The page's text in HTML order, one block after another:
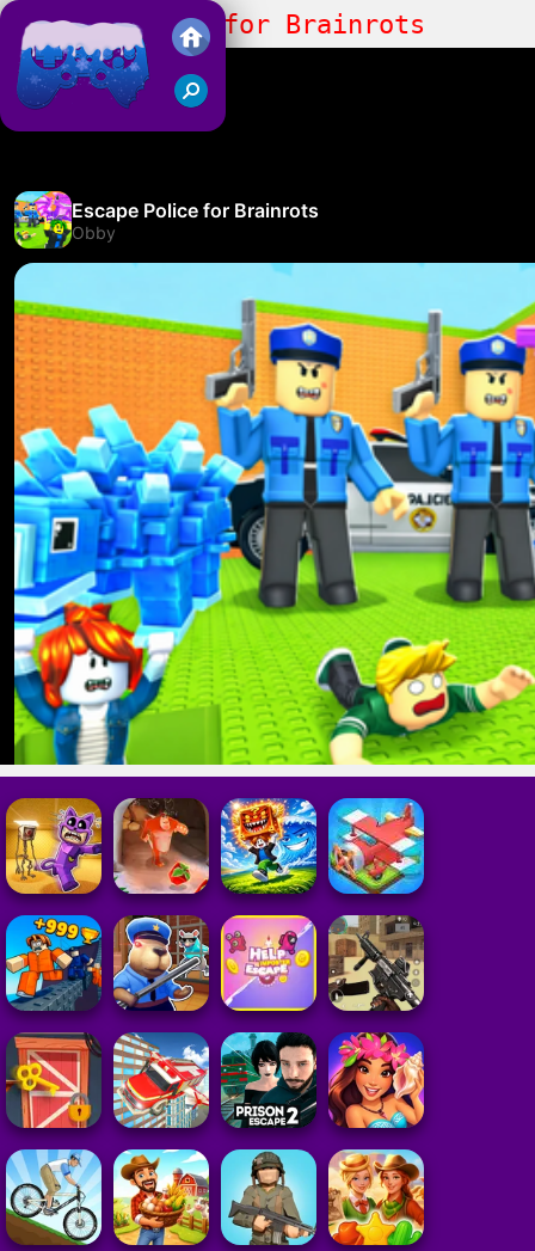
Juegos Friv 2018
Escape Police for Brainrots